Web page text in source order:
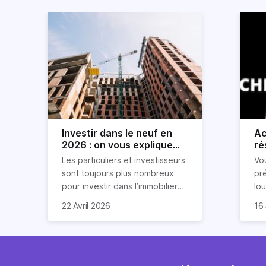
Investir dans le neuf en
2026 : on vous explique
tout !
Les particuliers et investisseurs
sont toujours plus nombreux
pour investir dans l’immobilier
expliquons tout dans cet
22 Avril 2026 16